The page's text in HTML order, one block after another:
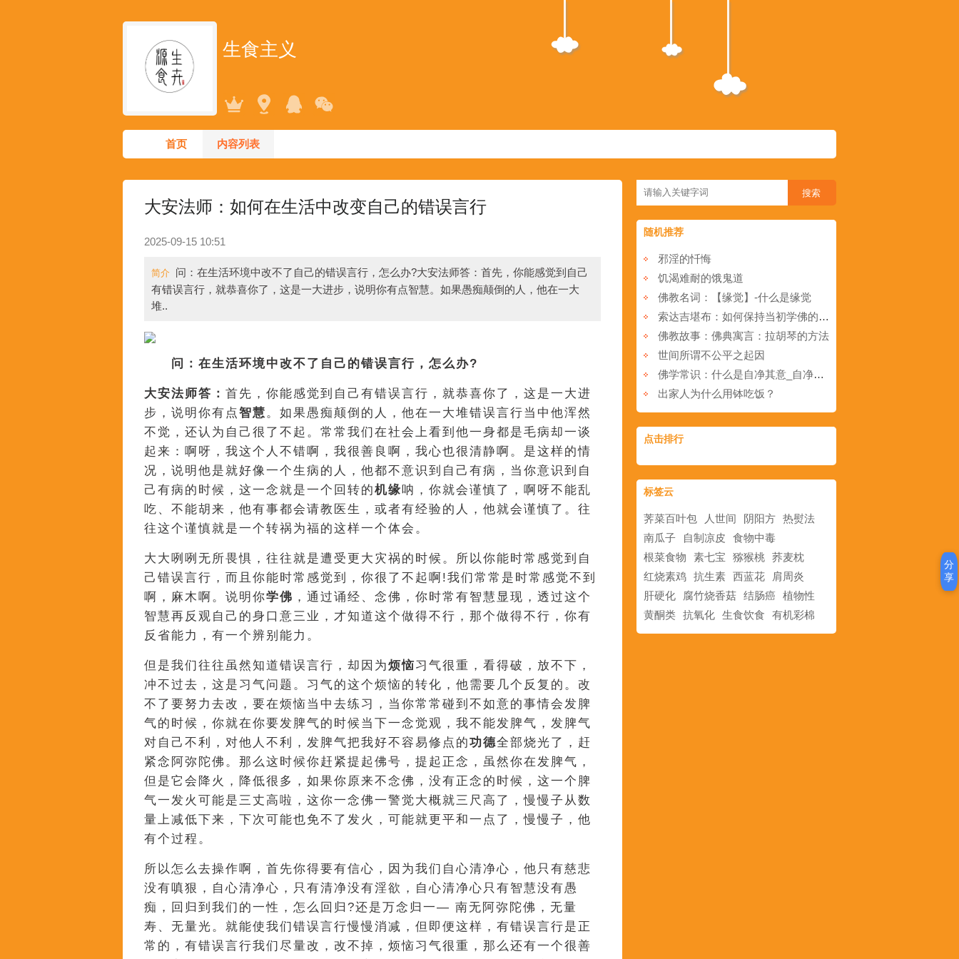
生食主义
首页 内容列表
大安法师：如何在生活中改变自己的错误言行
2025-09-15 10:51
简介 问：在生活环境中改不了自己的错误言行，怎么办?大安法师答：首先，你能感觉到自己
有错误言行，就恭喜你了，这是一大进步，说明你有点智慧。如果愚痴颠倒的人，他在一大
堆..
问：在生活环境中改不了自己的错误言行，怎么办?
大安法师答： 首先，你能感觉到自己有错误言行，就恭喜你了，这是一大进
步，说明你有点智慧。如果愚痴颠倒的人，他在一大堆错误言行当中他浑然
不觉，还认为自己很了不起。常常我们在社会上看到他一身都是毛病却一谈
起来：啊呀，我这个人不错啊，我很善良啊，我心也很清静啊。是这样的情
况，说明他是就好像一个生病的人，他都不意识到自己有病，当你意识到自
己有病的时候，这一念就是一个回转的机缘呐，你就会谨慎了，啊呀不能乱
吃、不能胡来，他有事都会请教医生，或者有经验的人，他就会谨慎了。往
往这个谨慎就是一个转祸为福的这样一个体会。
大大咧咧无所畏惧，往往就是遭受更大灾祸的时候。所以你能时常感觉到自
己错误言行，而且你能时常感觉到，你很了不起啊!我们常常是时常感觉不到
啊，麻木啊。说明你学佛 ，通过诵经、念佛，你时常有智慧显现，透过这个
智慧再反观自己的身口意三业，才知道这个做得不行，那个做得不行，你有
反省能力，有一个辨别能力。
但是我们往往虽然知道错误言行，却因为烦恼习气很重，看得破，放不下，
冲不过去，这是习气问题。习气的这个烦恼的转化，他需要几个反复的。改
不了要努力去改，要在烦恼当中去练习，当你常常碰到不如意的事情会发脾
气的时候，你就在你要发脾气的时候当下一念觉观，我不能发脾气，发脾气
对自己不利，对他人不利，发脾气把我好不容易修点的功德全部烧光了，赶
紧念阿弥陀佛。那么这时候你赶紧提起佛号，提起正念，虽然你在发脾气，
但是它会降火，降低很多，如果你原来不念佛，没有正念的时候，这一个脾
气一发火可能是三丈高啦，这你一念佛一警觉大概就三尺高了，慢慢子从数
量上减低下来，下次可能也免不了发火，可能就更平和一点了，慢慢子，他
有个过程。
所以怎么去操作啊，首先你得要有信心，因为我们自心清净心，他只有慈悲
没有嗔狠，自心清净心，只有清净没有淫欲，自心清净心只有智慧没有愚
痴，回归到我们的一性，怎么回归?还是万念归一— 南无阿弥陀佛，无量
寿、无量光。就能使我们错误言行慢慢消减，但即便这样，有错误言行是正
常的，有错误言行我们尽量改，改不掉，烦恼习气很重，那么还有一个很善
随机推荐
邪淫的忏悔
饥渴难耐的饿鬼道
佛教名词：【缘觉】-什么是缘觉
索达吉堪布：如何保持当初学佛的热情？
佛教故事：佛典寓言：拉胡琴的方法
世间所谓不公平之起因
佛学常识：什么是自净其意_自净其意的意思
出家人为什么用钵吃饭？
点击排行
标签云
荠菜百叶包 人世间 阴阳方 热熨法
南瓜子
自制凉皮
食物中毒
根菜食物
素七宝 猕猴桃 荞麦枕
红烧素鸡 抗生素 西蓝花
肩周炎
肝硬化
腐竹烧香菇 结肠癌 植物性
黄酮类 抗氧化 生食饮食 有机彩棉
分
享